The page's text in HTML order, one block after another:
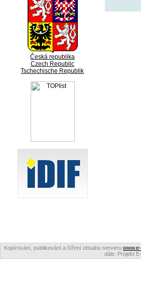
Česká republika
Czech Republic
Tschechische Republik
Kopírování, publikování a šíření obsahu serveru
dále. Projekt